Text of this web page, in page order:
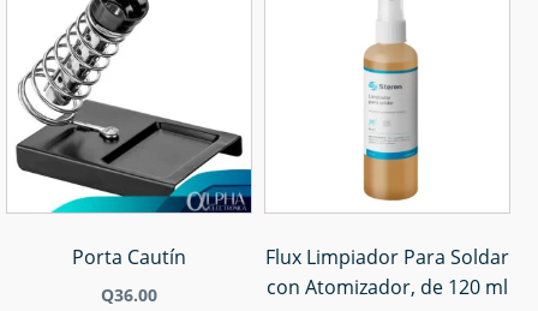
Porta Cautín
Q36.00
Flux Limpiador Para Soldar
con Atomizador, de 120 ml